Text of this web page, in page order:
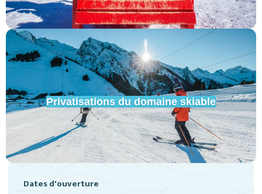
Privatisations du domaine skiable
Dates d'ouverture